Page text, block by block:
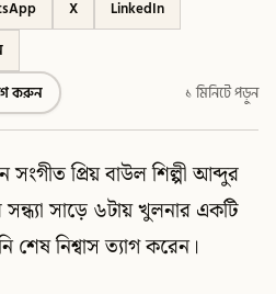
X
LinkedIn
করুন
১ মিনিটে পড়ুন
প্রিয় বাউল শিল্পী আব্দুর
সাড়ে ৬টায় খুলনার একটি
শেষ নিশ্বাস ত্যাগ করেন।